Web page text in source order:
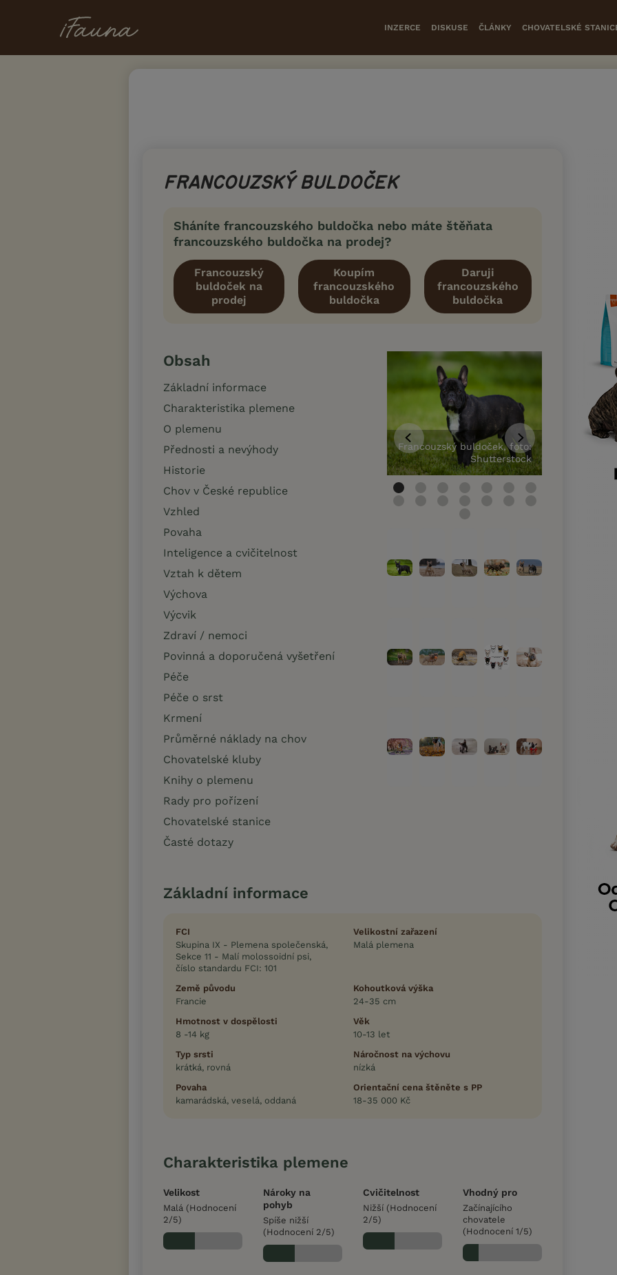
INZERCE DISKUSE ČLÁNKY CHOVATELSKÉ
FRANCOUZSKÝ BULDOČEK
Sháníte francouzského buldočka nebo máte štěňata
francouzského buldočka na prodej?
Francouzský
buldoček na
prodej
Koupím
francouzského
buldočka
Daruji
francouzského
buldočka
Francouzský buldoček, foto:
Shutterstock
Obsah
Základní informace
Charakteristika plemene
O plemenu
Přednosti a nevýhody
Historie
Chov v České republice
Vzhled
Povaha
Inteligence a cvičitelnost
Vztah k dětem
Výchova
Výcvik
Zdraví / nemoci
Povinná a doporučená vyšetření
Péče
Péče o srst
Krmení
Průměrné náklady na chov
Chovatelské kluby
Knihy o plemenu
Rady pro pořízení
Chovatelské stanice
Časté dotazy
Základní informace
FCI
Skupina IX - Plemena společenská,
Sekce 11 - Malí molossoidní psi,
číslo standardu FCI: 101
Velikostní zařazení
Malá plemena
Země původu
Francie
Kohoutková výška
24-35 cm
Hmotnost v dospělosti
8 -14 kg
Věk
10-13 let
Typ srsti
krátká, rovná
Náročnost na výchovu
nízká
Povaha
kamarádská, veselá, oddaná
Orientační cena štěněte s PP
18-35 000 Kč
Charakteristika plemene
Velikost
Malá (Hodnocení
2/5)
Nároky na
pohyb
Spíše nižší
(Hodnocení 2/5)
Cvičitelnost
Nižší (Hodnocení
2/5)
Vhodný pro
Začínajícího
chovatele
(Hodnocení 1/5)